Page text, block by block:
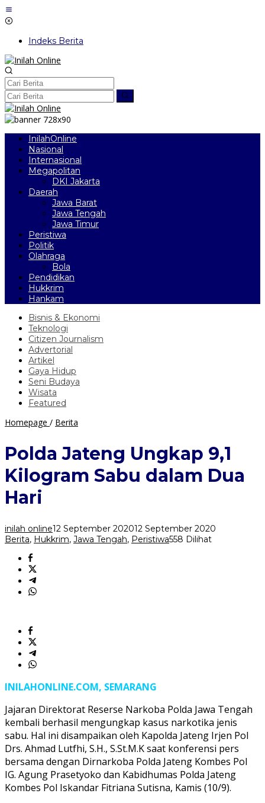
Lewati
ke
Indeks Berita
InilahOnline
Nasional
Internasional
Megapolitan
DKI Jakarta
Daerah
Jawa Barat
Jawa Tengah
Jawa Timur
Peristiwa
Politik
Olahraga
Bola
Pendidikan
Hukkrim
Hankam
Bisnis & Ekonomi
Teknologi
Citizen Journalism
Advertorial
Artikel
Gaya Hidup
Seni Budaya
Wisata
Featured
Homepage / Berita
9,1
Kilogram
Sabu
Polda Jateng Ungkap 9,1
Kilogram Sabu dalam Dua
Hari
inilah online12 September 202012 September 2020
Berita, Hukkrim, Jawa Tengah, Peristiwa558 Dilihat
INILAHONLINE.COM, SEMARANG
Jajaran Direktorat Reserse Narkoba Polda Jawa Tengah
kembali berhasil mengungkap kasus narkotika jenis
sabu. Hal ini disampaikan oleh Kapolda Jateng Irjen Pol
Drs. Ahmad Lutfhi, S.H., S.St.M.K saat konferensi pers
bersama dengan Dirnarkoba Polda Jateng Kombes Pol
IG. Agung Prasetyoko dan Kabidhumas Polda Jateng
Kombes Pol Iskandar Fitriana Sutisna, Kamis (10/9).